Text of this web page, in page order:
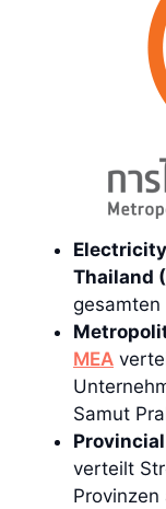
Thailand
gesamten
MEA
Samut
verteilt